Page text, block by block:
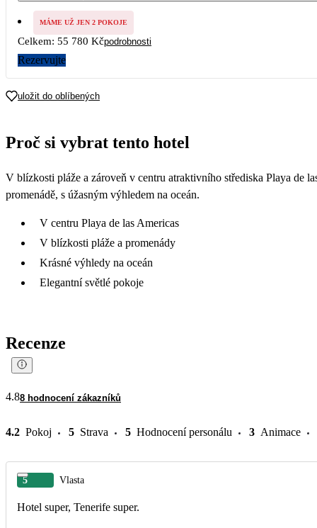
56 190
MÁME UŽ JEN 2 POKOJE
Celkem: 55 780 Kčpodrobnosti
Rezervujte
uložit do oblíbených
Proč si vybrat tento hotel
V blízkosti pláže a zároveň v centru atraktivního střediska Playa de
promenádě, s úžasným výhledem na oceán.
V centru Playa de las Americas
V blízkosti pláže a promenády
Krásné výhledy na oceán
Elegantní světlé pokoje
Recenze
4.88 hodnocení zákazníků
4.2 Pokoj 5 Strava 5 Hodnocení personálu 3 Animace
5 Vlasta
Hotel super, Tenerife super.